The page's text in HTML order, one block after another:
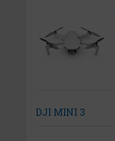
DJI MINI 3